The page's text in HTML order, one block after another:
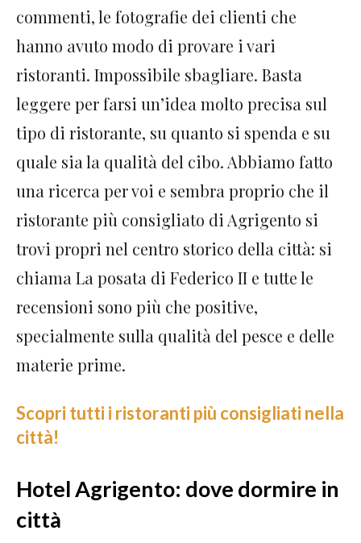
commenti, le fotografie dei clienti che
hanno avuto modo di provare i vari
ristoranti. Impossibile sbagliare. Basta
leggere per farsi un’idea molto precisa sul
tipo di ristorante, su quanto si spenda e su
quale sia la qualità del cibo. Abbiamo fatto
una ricerca per voi e sembra proprio che il
ristorante più consigliato di Agrigento si
trovi propri nel centro storico della città: si
chiama La posata di Federico II e tutte le
recensioni sono più che positive,
specialmente sulla qualità del pesce e delle
materie prime.
Scopri tutti i ristoranti più consigliati nella
città!
Hotel Agrigento: dove dormire in
città